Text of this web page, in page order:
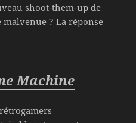
shoot-them-up de
? La réponse
Machine